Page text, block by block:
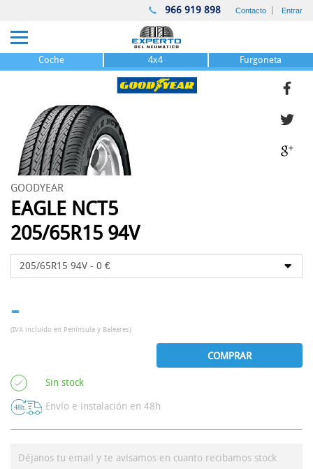
966 919 898 Contacto Entrar
Coche 4x4 Furgoneta
GOODYEAR
EAGLE NCT5
205/65R15 94V
-
(IVA incluído en Península y Baleares)
COMPRAR
Sin stock
Envío e instalación en 48h
Déjanos tu email y te avisamos en cuanto recibamos stock